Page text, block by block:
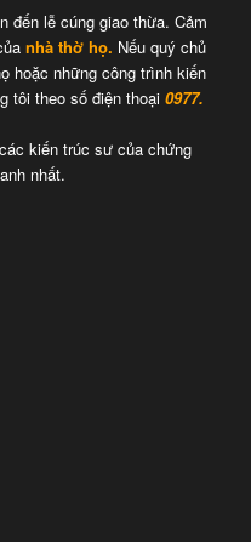
đến lễ cúng giao thừa. Cảm
nhà thờ họ. Nếu quý chủ
hoặc những công trình kiến
tôi theo số điện thoại 0977.
kiến trúc sư của chứng
nhất.